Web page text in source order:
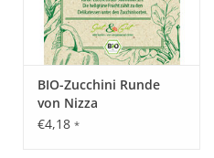
BIO-Zucchini Runde
von Nizza
€4,18 *